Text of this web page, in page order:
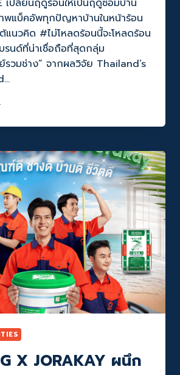
เปลี่ยนฤดูร้อนให้เป็นฤดูซ่อมบ้าน
แบ็คอัพทุกปัญหาบ้านในหน้าร้อน
แนวคิด #ไม่โหลดร้อนนี้จะโหลดร้อน
รนด์ที่น่าเชื่อถือที่สุดกลุ่ม
วมช่าง” จากผลวิจัย Thailand’s
ยน
X JORAKAY ผนึก